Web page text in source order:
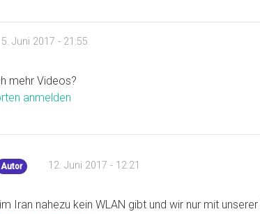
5. Juni 2017 - 21:55
mehr Videos?
anmelden
Autor 12. Juni 2017 - 12:21
Iran nahezu kein WLAN gibt und wir nur mit